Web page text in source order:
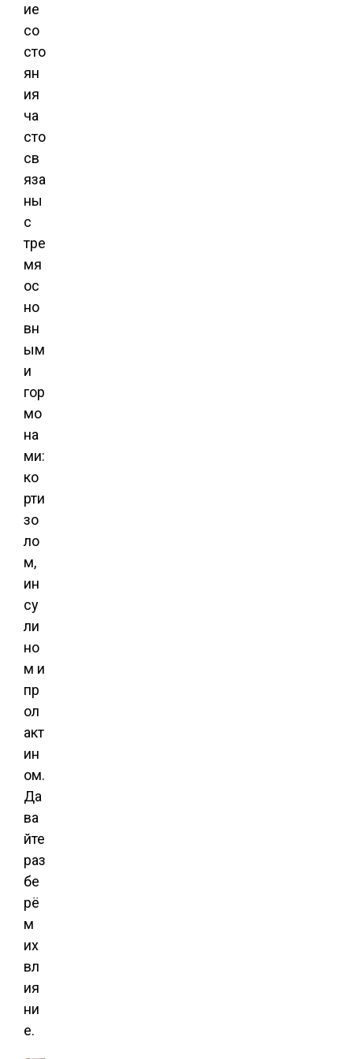
ие
со
сто
ян
ия
ча
сто
св
яза
ны
с
тре
мя
ос
но
вн
ым
и
гор
мо
на
ми:
ко
рти
зо
ло
м,
ин
су
ли
но
м и
пр
ол
акт
ин
ом.
Да
ва
йте
раз
бе
рё
м
их
вл
ия
ни
е.